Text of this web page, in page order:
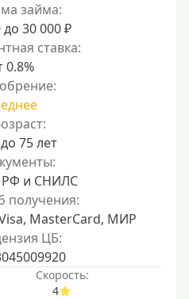
займа:
до 30 000 ₽
ставка:
0.8%
75 лет
РФ и СНИЛС
получения:
MasterCard, МИР
ЦБ:
Скорость:
4